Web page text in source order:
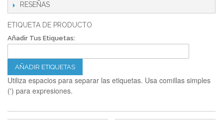
RESEÑAS
ETIQUETA DE PRODUCTO
Añadir Tus Etiquetas:
AÑADIR ETIQUETAS
Utiliza espacios para separar las etiquetas. Usa comillas simples
(') para expresiones.